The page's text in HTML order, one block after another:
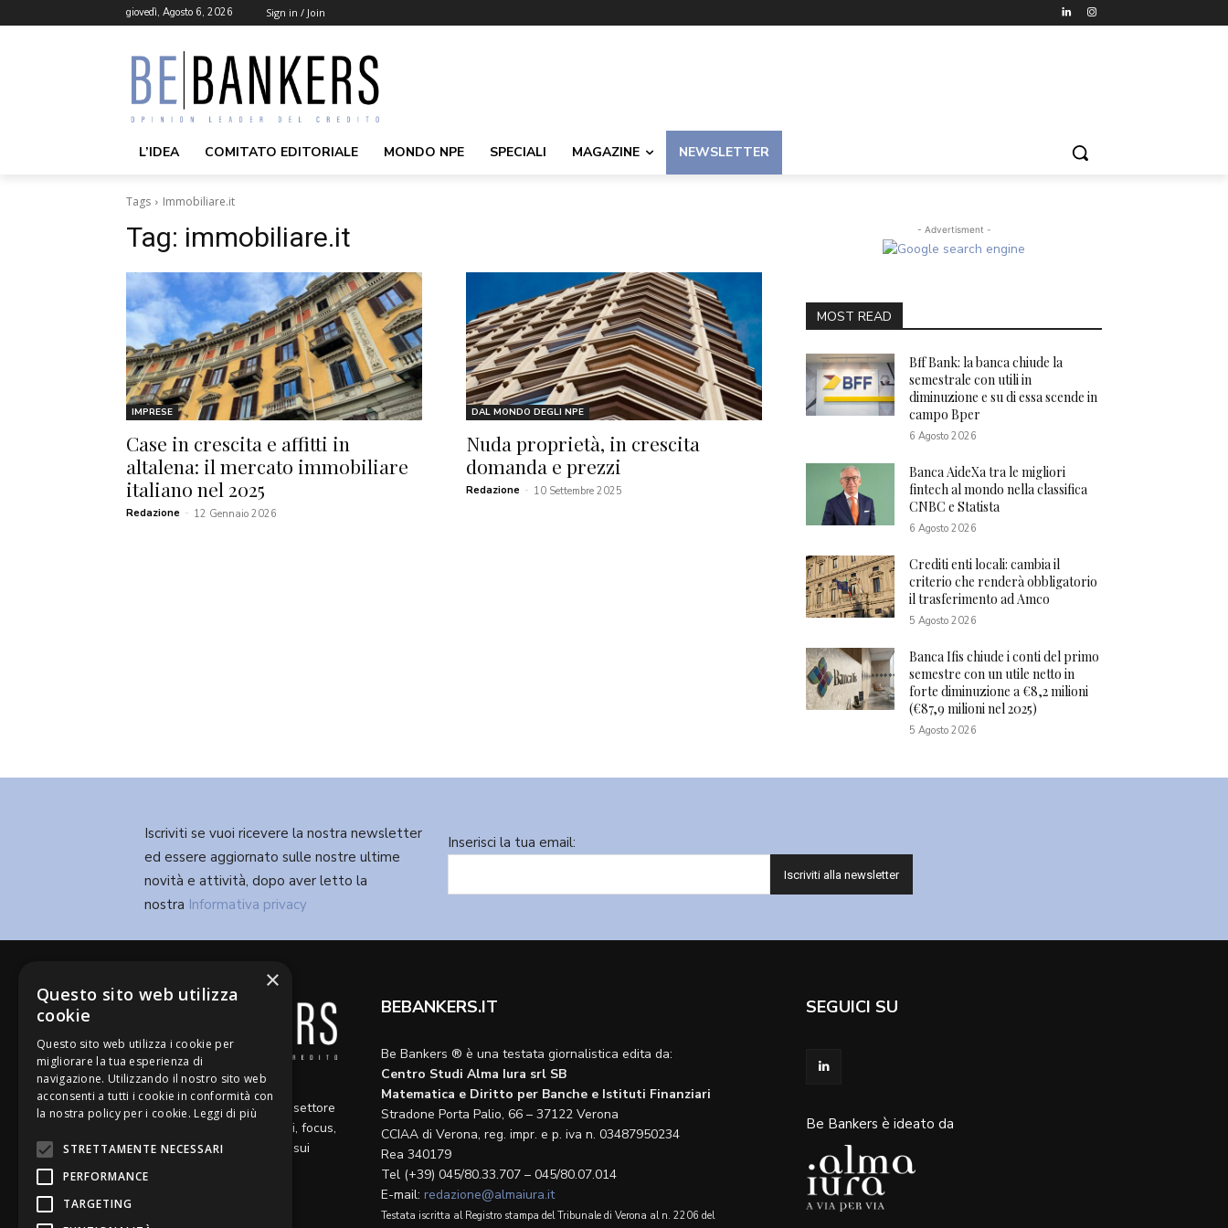
giovedì, Agosto 6, 2026 Sign in / Join
L’IDEA COMITATO EDITORIALE MONDO NPE SPECIALI MAGAZINE NEWSLETTER
Tags Immobiliare.it
Tag: immobiliare.it
IMPRESE
Case in crescita e affitti in
altalena: il mercato immobiliare
italiano nel 2025
Redazione - 12 Gennaio 2026
DAL MONDO DEGLI NPE
Nuda proprietà, in crescita
domanda e prezzi
Redazione - 10 Settembre 2025
- Advertisment -
MOST READ
Bff Bank: la banca chiude la
semestrale con utili in
diminuzione e su di essa scende in
campo Bper
6 Agosto 2026
Banca AideXa tra le migliori
fintech al mondo nella classifica
CNBC e Statista
6 Agosto 2026
Crediti enti locali: cambia il
criterio che renderà obbligatorio
il trasferimento ad Amco
5 Agosto 2026
Banca Ifis chiude i conti del primo
semestre con un utile netto in
forte diminuzione a €8,2 milioni
(€87,9 milioni nel 2025)
5 Agosto 2026
Iscriviti se vuoi ricevere la nostra newsletter
ed essere aggiornato sulle nostre ultime
novità e attività, dopo aver letto la
nostra Informativa privacy
Inserisci la tua email:
Diamo voce a riflessioni,
aggiornamenti e opinioni sul settore
del credito, ospitando articoli, focus,
approfondimenti e interviste sui
BEBANKERS.IT
Be Bankers ® è una testata giornalistica edita da:
Centro Studi Alma Iura srl SB
Matematica e Diritto per Banche e Istituti Finanziari
Stradone Porta Palio, 66 – 37122 Verona
CCIAA di Verona, reg. impr. e p. iva n. 03487950234
Rea 340179
Tel (+39) 045/80.33.707 – 045/80.07.014
E-mail: redazione@almaiura.it
Testata iscritta al Registro stampa del Tribunale di Verona al n. 2206 del
SEGUICI SU
Be Bankers è ideato da
×
Questo sito web utilizza
cookie
Questo sito web utilizza i cookie per
migliorare la tua esperienza di
navigazione. Utilizzando il nostro sito web
acconsenti a tutti i cookie in conformità con
la nostra policy per i cookie. Leggi di più
STRETTAMENTE NECESSARI
PERFORMANCE
TARGETING